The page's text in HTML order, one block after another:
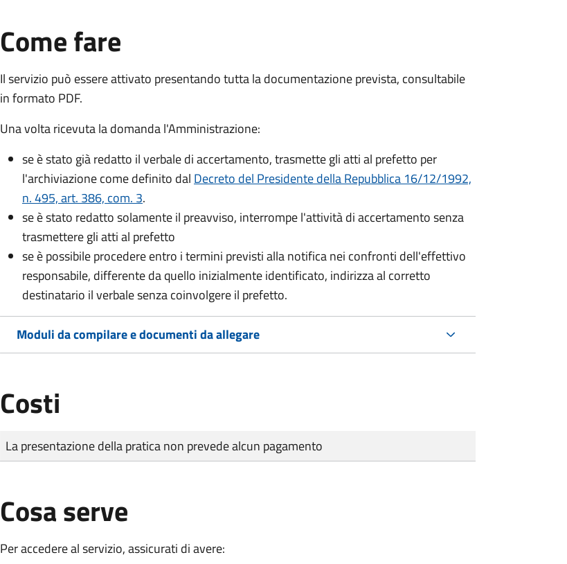
Come fare
Il servizio può essere attivato presentando tutta la documentazione prevista, consultabile
in formato PDF.
Una volta ricevuta la domanda l'Amministrazione:
se è stato già redatto il verbale di accertamento, trasmette gli atti al prefetto per
l'archiviazione come definito dal Decreto del Presidente della Repubblica 16/12/1992,
n. 495, art. 386, com. 3.
se è stato redatto solamente il preavviso, interrompe l'attività di accertamento senza
trasmettere gli atti al prefetto
se è possibile procedere entro i termini previsti alla notifica nei confronti dell'effettivo
responsabile, differente da quello inizialmente identificato, indirizza al corretto
destinatario il verbale senza coinvolgere il prefetto.
Moduli da compilare e documenti da allegare
Costi
Tipo di pagamento
Importo
La presentazione della pratica non prevede alcun pagamento
Cosa serve
Per accedere al servizio, assicurati di avere: